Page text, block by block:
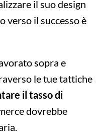
il suo design
verso il successo è
sopra e
le tue tattiche
il tasso di
dovrebbe